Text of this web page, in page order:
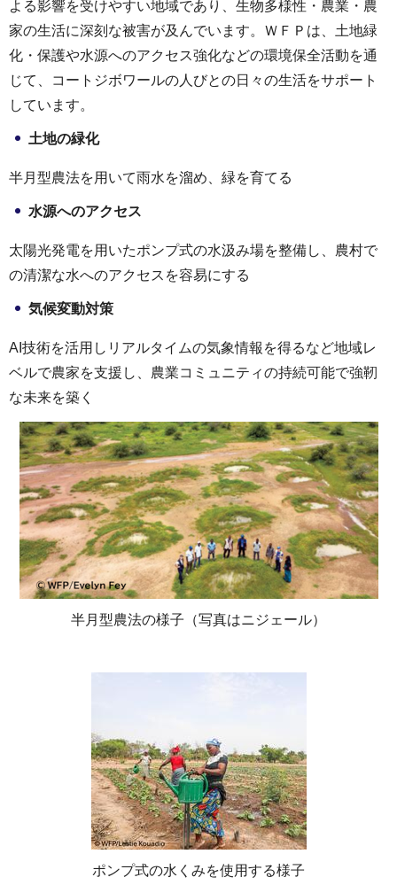
よる影響を受けやすい地域であり、生物多様性・農業・農
家の生活に深刻な被害が及んでいます。ＷＦＰは、土地緑
化・保護や水源へのアクセス強化などの環境保全活動を通
じて、コートジボワールの人びとの日々の生活をサポート
しています。
土地の緑化
半月型農法を用いて雨水を溜め、緑を育てる
水源へのアクセス
太陽光発電を用いたポンプ式の水汲み場を整備し、農村で
の清潔な水へのアクセスを容易にする
気候変動対策
AI技術を活用しリアルタイムの気象情報を得るなど地域レ
ベルで農家を支援し、農業コミュニティの持続可能で強靭
な未来を築く
半月型農法の様子（写真はニジェール）
ポンプ式の水くみを使用する様子